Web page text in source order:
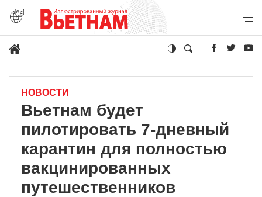
НОВОСТИ
Вьетнам будет
пилотировать 7-дневный
карантин для полностью
вакцинированных
путешественников